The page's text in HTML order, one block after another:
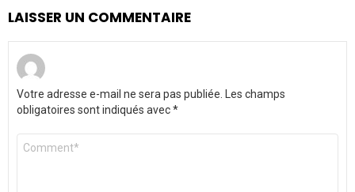
LAISSER UN COMMENTAIRE
Votre adresse e-mail ne sera pas publiée.
Les champs
obligatoires sont indiqués avec*
Commentaire